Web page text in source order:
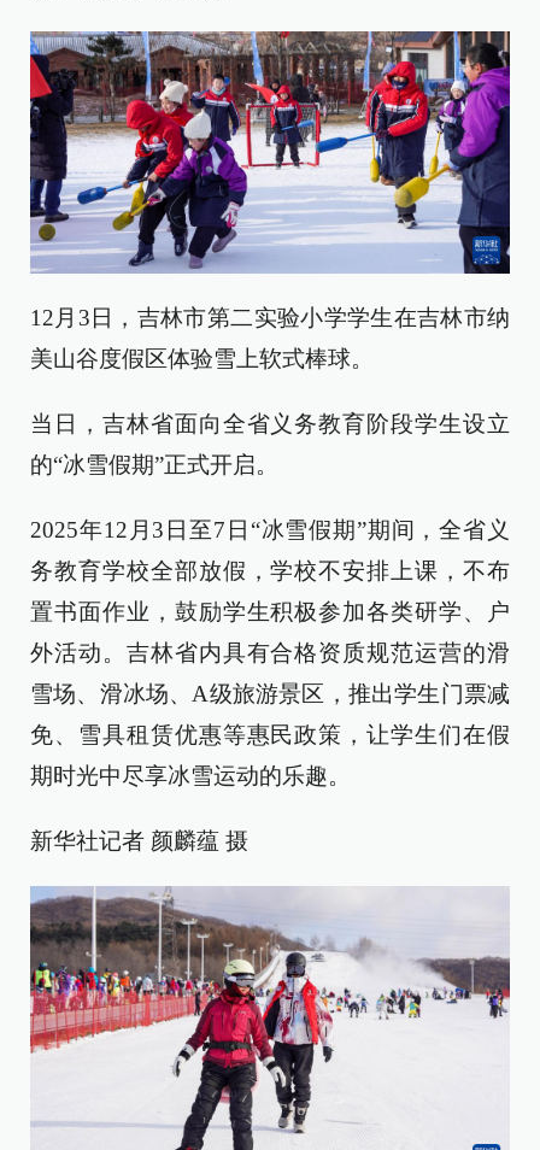
12月3日，吉林市第二实验小学学生在吉林市纳
美山谷度假区体验雪上软式棒球。
当日，吉林省面向全省义务教育阶段学生设立
的“冰雪假期”正式开启。
2025年12月3日至7日“冰雪假期”期间，全省义
务教育学校全部放假，学校不安排上课，不布
置书面作业，鼓励学生积极参加各类研学、户
外活动。吉林省内具有合格资质规范运营的滑
雪场、滑冰场、A级旅游景区，推出学生门票减
免、雪具租赁优惠等惠民政策，让学生们在假
期时光中尽享冰雪运动的乐趣。
新华社记者 颜麟蕴 摄